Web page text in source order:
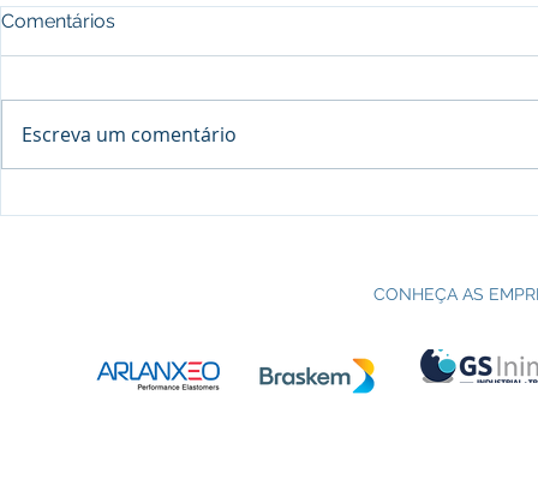
Comentários
Escreva um comentário
CONHEÇA AS